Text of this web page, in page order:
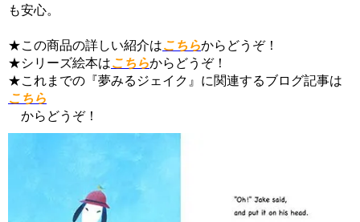
も安心。
★この商品の詳しい紹介はこちらからどうぞ！
★シリーズ絵本はこちらからどうぞ！
★これまでの『夢みるジェイク』に関連するブログ記事は
こちら
からどうぞ！